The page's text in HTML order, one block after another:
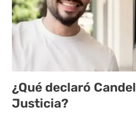
¿Qué declaró
Justicia?